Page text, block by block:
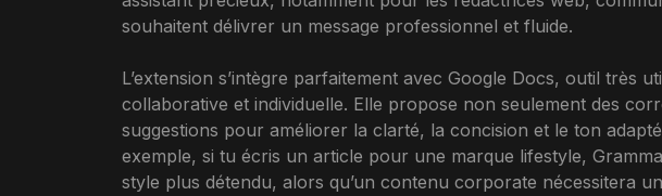
souhaitent délivrer un message professionnel et fluide.
L’extension s’intègre parfaitement avec Google Docs, outil très
collaborative et individuelle. Elle propose non seulement des
suggestions pour améliorer la clarté, la concision et le ton adapté
exemple, si tu écris un article pour une marque lifestyle,
style plus détendu, alors qu’un contenu corporate nécessitera